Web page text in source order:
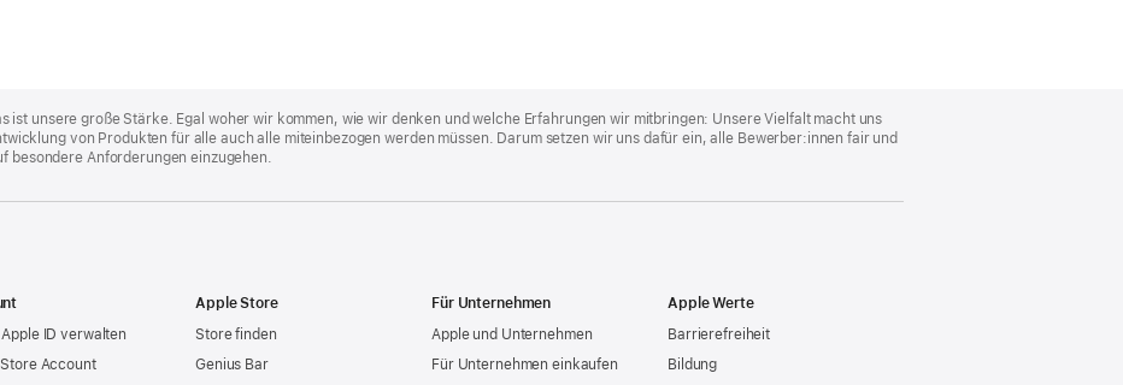
ist unsere große Stärke. Egal woher wir kommen, wie wir denken und welche Erfahrungen wir mitbringen: Unsere Vielfalt macht uns
von Produkten für alle auch alle miteinbezogen werden müssen. Darum setzen wir uns dafür ein, alle Bewerber:innen fair und
besondere Anforderungen einzugehen.
ID verwalten
Account
Apple Store
Store finden
Genius Bar
Für Unternehmen
Apple und Unternehmen
Für Unternehmen einkaufen
Apple Werte
Barrierefreiheit
Bildung